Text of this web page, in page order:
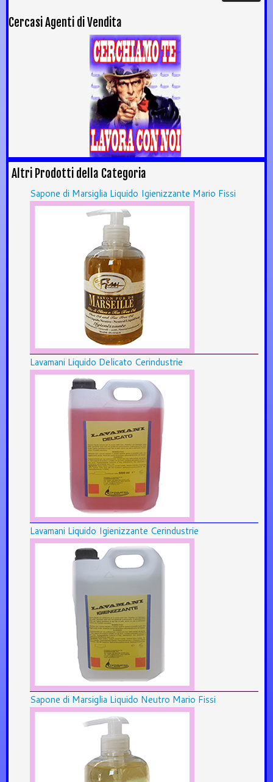
Cercasi Agenti di Vendita
Altri Prodotti della Categoria
Sapone di Marsiglia Liquido Igienizzante Mario Fissi
Lavamani Liquido Delicato Cerindustrie
Lavamani Liquido Igienizzante Cerindustrie
Sapone di Marsiglia Liquido Neutro Mario Fissi